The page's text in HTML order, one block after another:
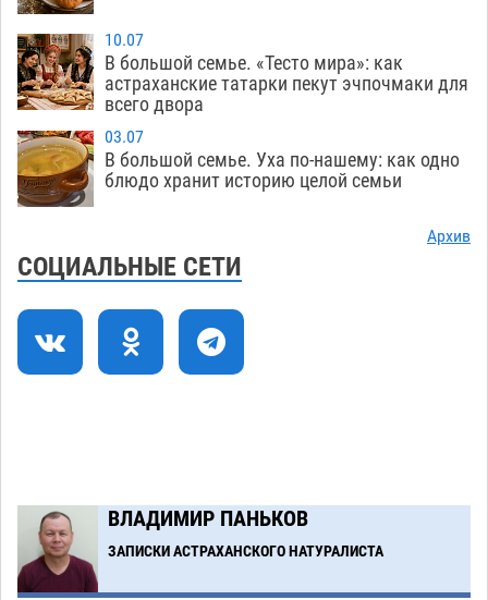
Астрахани
12:49
Астраханские гандболисты с крупной победы
стартовали на Всероссийской Спартакиаде
12:16
В астраханском селе невестка изрешетила
машину свекрови
06.08
нелегалов прямым рейсом из Шереметьево
11:08 Как астраханцы назвали своих детей в июле
Загрузить еще
10.07
В большой семье. «Тесто мира»: как
астраханские татарки пекут эчпочмаки для
всего двора
03.07
В большой семье. Уха по-нашему: как одно
блюдо хранит историю целой семьи
Архив
СОЦИАЛЬНЫЕ СЕТИ
ВЛАДИМИР ПАНЬКОВ
ЗАПИСКИ АСТРАХАНСКОГО НАТУРАЛИСТА